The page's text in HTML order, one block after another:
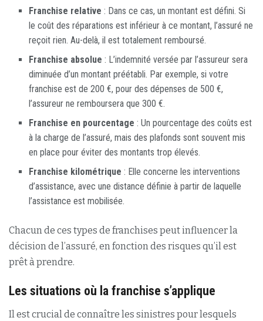
Franchise relative : Dans ce cas, un montant est défini. Si
le coût des réparations est inférieur à ce montant, l’assuré ne
reçoit rien. Au-delà, il est totalement remboursé.
Franchise absolue : L’indemnité versée par l’assureur sera
diminuée d’un montant préétabli. Par exemple, si votre
franchise est de 200 €, pour des dépenses de 500 €,
l’assureur ne remboursera que 300 €.
Franchise en pourcentage : Un pourcentage des coûts est
à la charge de l’assuré, mais des plafonds sont souvent mis
en place pour éviter des montants trop élevés.
Franchise kilométrique : Elle concerne les interventions
d’assistance, avec une distance définie à partir de laquelle
l’assistance est mobilisée.
Chacun de ces types de franchises peut influencer la
décision de l’assuré, en fonction des risques qu’il est
prêt à prendre.
Les situations où la franchise s’applique
Il est crucial de connaître les sinistres pour lesquels